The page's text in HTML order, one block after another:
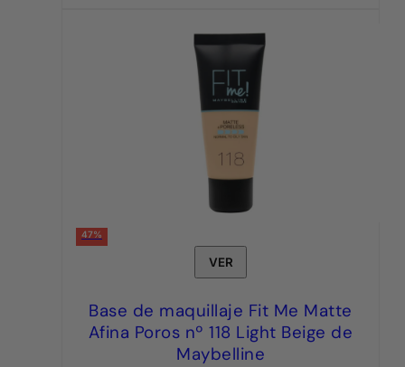
47%
VER
Base de maquillaje Fit Me Matte
Afina Poros nº 118 Light Beige de
Maybelline